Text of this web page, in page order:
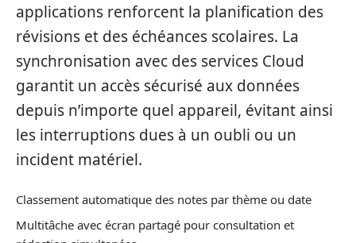
applications renforcent la planification des
révisions et des échéances scolaires. La
synchronisation avec des services Cloud
garantit un accès sécurisé aux données
depuis n’importe quel appareil, évitant ainsi
les interruptions dues à un oubli ou un
incident matériel.
Classement automatique des notes par thème ou date
Multitâche avec écran partagé pour consultation et